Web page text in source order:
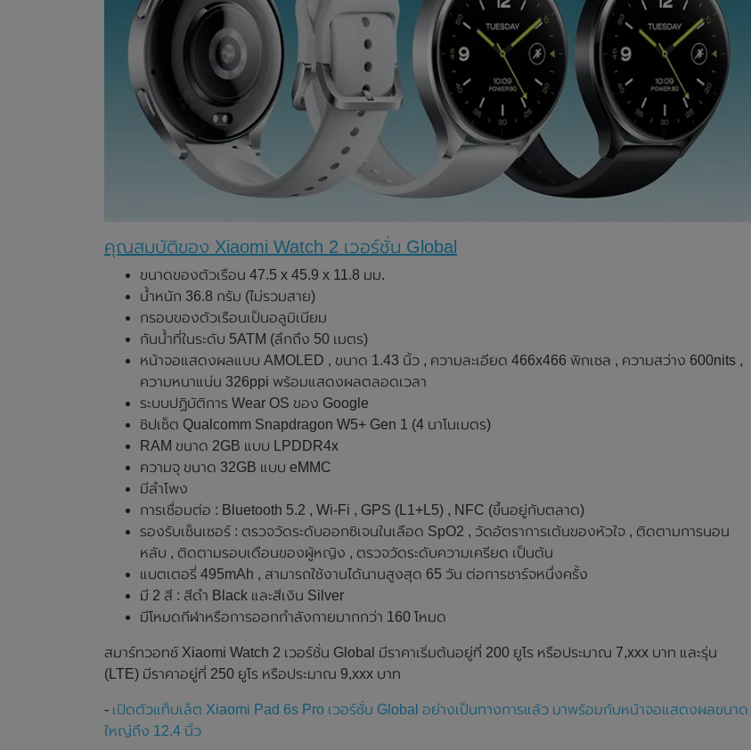
คุณสมบัติของ Xiaomi Watch 2 เวอร์ชั่น Global
ขนาดของตัวเรือน 47.5 x 45.9 x 11.8 มม.
น้ำหนัก 36.8 กรัม (ไม่รวมสาย)
กรอบของตัวเรือนเป็นอลูมิเนียม
กันน้ำที่ในระดับ 5ATM (ลึกถึง 50 เมตร)
หน้าจอแสดงผลแบบ AMOLED , ขนาด 1.43 นิ้ว , ความละเอียด 466x466 พิกเซล , ความสว่าง 600nits ,
ความหนาแน่น 326ppi พร้อมแสดงผลตลอดเวลา
ระบบปฏิบัติการ Wear OS ของ Google
ชิปเซ็ต Qualcomm Snapdragon W5+ Gen 1 (4 นาโนเมตร)
RAM ขนาด 2GB แบบ LPDDR4x
ความจุ ขนาด 32GB แบบ eMMC
มีลำโพง
การเชื่อมต่อ : Bluetooth 5.2 , Wi-Fi , GPS (L1+L5) , NFC (ขึ้นอยู่กับตลาด)
รองรับเซ็นเซอร์ : ตรวจวัดระดับออกซิเจนในเลือด SpO2 , วัดอัตราการเต้นของหัวใจ , ติดตามการนอน
หลับ , ติดตามรอบเดือนของผู้หญิง , ตรวจวัดระดับความเครียด เป็นต้น
แบตเตอรี่ 495mAh , สามารถใช้งานได้นานสูงสุด 65 วัน ต่อการชาร์จหนึ่งครั้ง
มี 2 สี : สีดำ Black และสีเงิน Silver
มีโหมดกีฬาหรือการออกกำลังกายมากกว่า 160 โหมด
สมาร์ทวอทช์ Xiaomi Watch 2 เวอร์ชั่น Global มีราคาเริ่มต้นอยู่ที่ 200 ยูโร หรือประมาณ 7,xxx บาท และรุ่น
(LTE) มีราคาอยู่ที่ 250 ยูโร หรือประมาณ 9,xxx บาท
- เปิดตัวแท็บเล็ต Xiaomi Pad 6s Pro เวอร์ชั่น Global อย่างเป็นทางการแล้ว มาพร้อมกับหน้าจอแสดงผลขนาด
ใหญ่ถึง 12.4 นิ้ว